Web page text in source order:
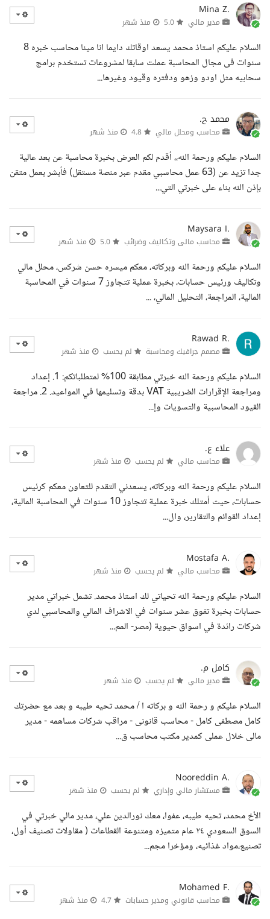
Mina Z.
مدير مالي منذ شهر
السلام عليكم استاذ محمد يسعد اوقاتك دايما انا مينا محاسب خبره 8
سنوات فى مجال المحاسبة عملت سابقا لمشروعات تستخدم برامج
سحابيه مثل اودو وزهو ودفتره وقيود وغيرها...
محمد ح.
محاسب ومحلل مالي منذ شهر
السلام عليكم ورحمة الله،، أقدم لكم العرض بخبرة محاسبة عن بعد عالية
جدا تزيد عن (63 عمل محاسبي مقدم عبر منصة مستقل) فأبشر بعمل متقن
بإذن الله بناء على خبرتي التي...
Maysara I.
محاسب مالى وتكاليف وضرائب منذ شهر
السلام عليكم ورحمة الله وبركاته، معكم ميسره حسن شركس، محلل مالي
وتكاليف ورئيس حسابات، بخبرة عملية تتجاوز 7 سنوات في المحاسبة
المالية، المراجعة، التحليل المالي، ...
Rawad R.
مصمم جرافيك ومحاسبة لم يحسب منذ شهر
السلام عليكم ورحمة الله خبرتي مطابقة 100% لمتطلباتكم: 1. إعداد
ومراجعة الإقرارات الضريبية VAT بدقة وتسليمها في المواعيد. 2. مراجعة
القيود المحاسبية والتسويات وإ...
علاء ع.
محاسب مالي لم يحسب منذ شهر
السلام عليكم ورحمة الله وبركاته، يسعدني التقدم للتعاون معكم كرئيس
حسابات، حيث أمتلك خبرة عملية تتجاوز 10 سنوات في المحاسبة المالية،
إعداد القوائم والتقارير، وال...
Mostafa A.
محاسب مالي لم يحسب منذ شهر
السلام عليكم ورحمة الله تحياتي لك استاذ محمد. تشمل خبراتي مدير
حسابات بخبرة تفوق عشر سنوات في الاشراف المالي والمحاسبي لدي
شركات رائدة في اسواق حيوية (مصر- المم...
كامل م.
مدير مالي لم يحسب منذ شهر
السلام عليكم و رحمة الله و بركاته ا / محمد تحيه طيبه و بعد مع حضرتك
كامل مصطفى كامل - محاسب قانونى - مراقب شركات مساهمه - مدير
مالى خلال عملى كمدير مكتب محاسب ق...
Nooreddin A.
مستشار مالي وإداري لم يحسب منذ شهر
الأخ محمد، تحيه طيبه، عفوا، معك نورالدين علي، مدير مالي خبرتي في
السوق السعودي ٢٤ عام متميزه ومتنوعة القطاعات ( مقاولات تصنيف أول،
تصنيع،مواد غذائيه، ومؤخرا مجم...
Mohamed F.
محاسب قانوني ومدير حسابات منذ شهر